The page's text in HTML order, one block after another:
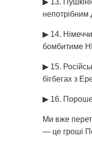
▶ 13.
непотрібним
▶ 14.
бомбитиме
▶ 15.
бігбегах з
▶ 16.
Ми вже
— це гроші